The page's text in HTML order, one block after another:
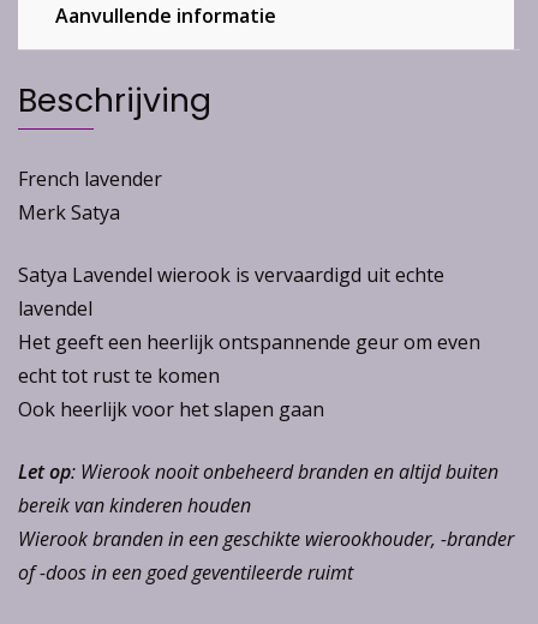
Aanvullende informatie
Beschrijving
French lavender
Merk Satya
Satya Lavendel wierook is vervaardigd uit echte
lavendel
Het geeft een heerlijk ontspannende geur om even
echt tot rust te komen
Ook heerlijk voor het slapen gaan
Let op: Wierook nooit onbeheerd branden en altijd buiten
bereik van kinderen houden
Wierook branden in een geschikte wierookhouder, -brander
of -doos in een goed geventileerde ruimt